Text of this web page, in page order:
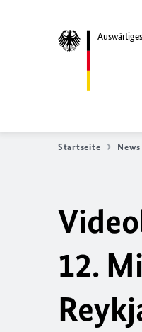
Startseite News
12.